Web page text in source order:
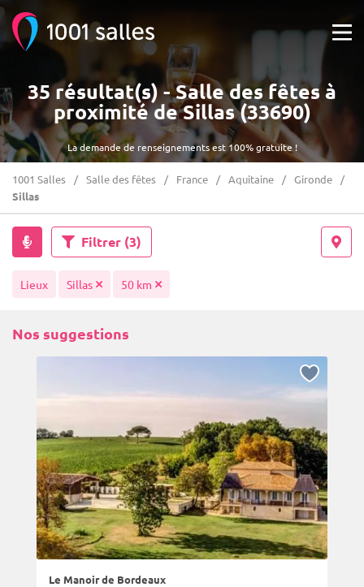
La demande de renseignements est 100% gratuite !
35 résultat(s) - Salle des fêtes à
proximité de Sillas (33690)
1001 Salles Salle des fêtes France Aquitaine
Gironde
Sillas
Filtrer (3)
Lieux Sillas 50 km
Nos suggestions
Le Manoir de Bordeaux